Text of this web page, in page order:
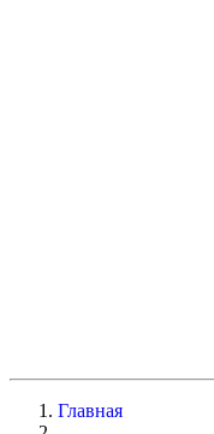
Главная